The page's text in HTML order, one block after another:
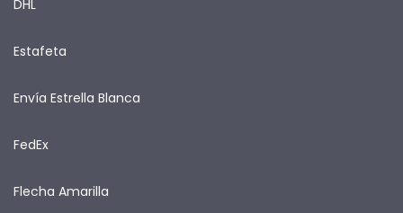
DHL
Estafeta
Envía Estrella Blanca
FedEx
Flecha Amarilla